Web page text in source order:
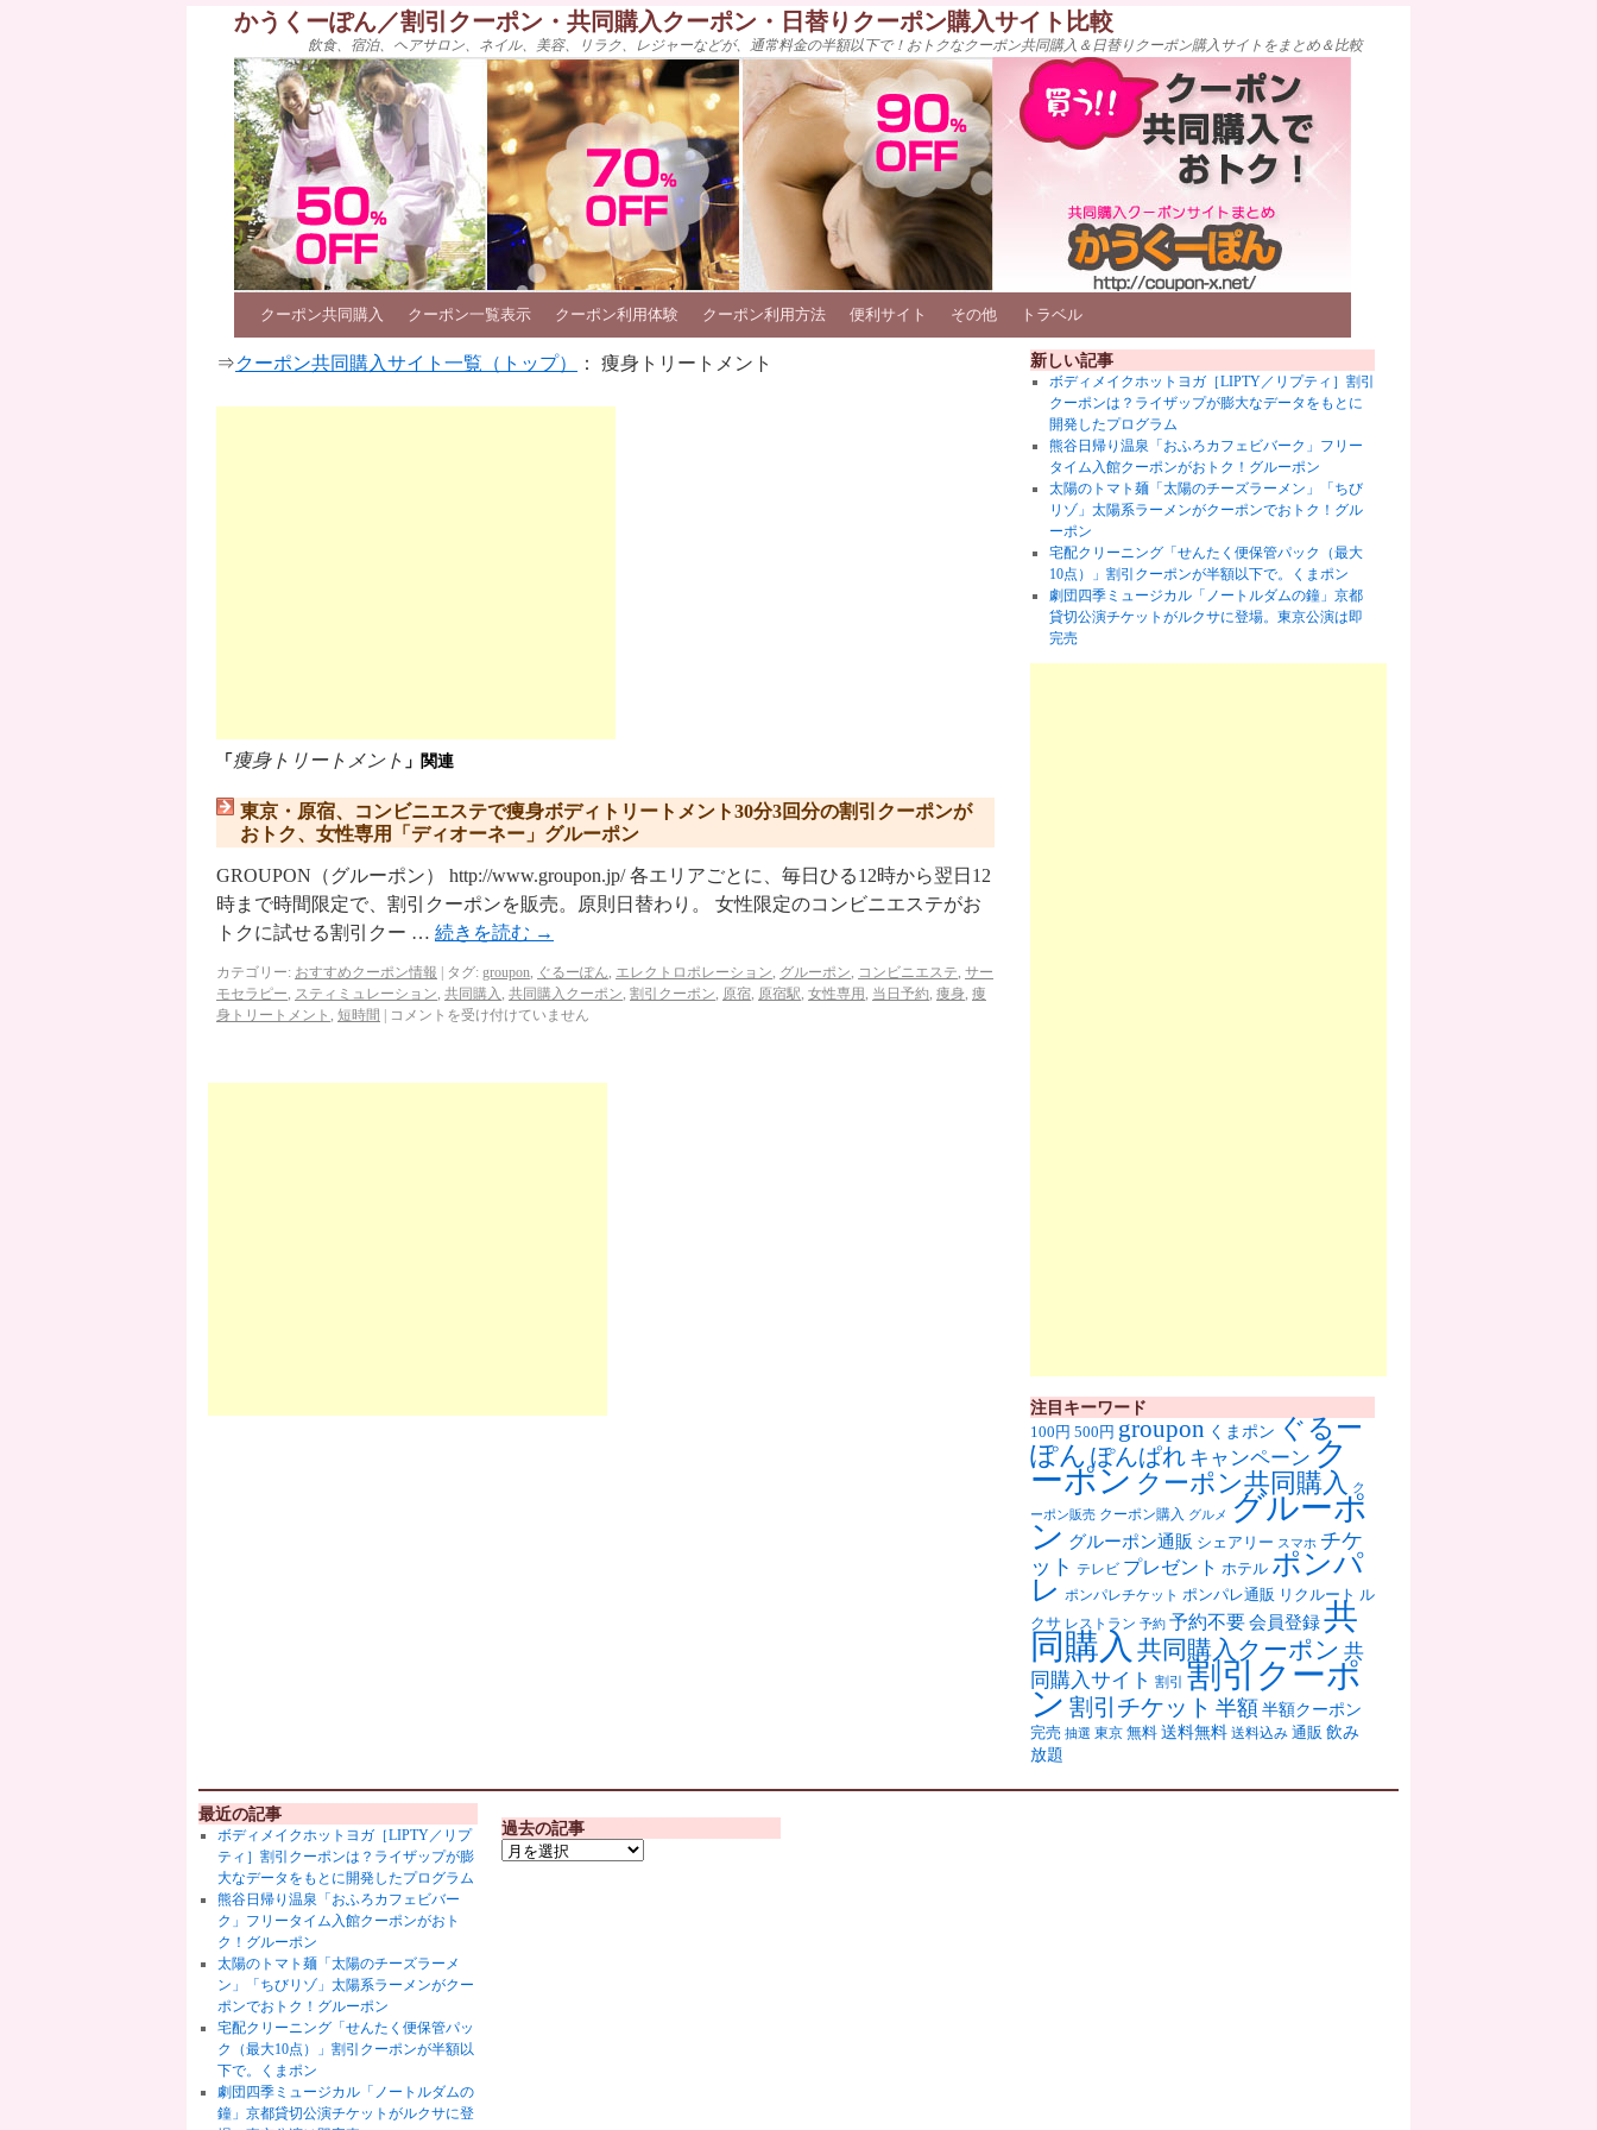
かうくーぽん／割引クーポン・共同購入クーポン・日替りクーポン購入サイト比較
飲食、宿泊、ヘアサロン、ネイル、美容、リラク、レジャーなどが、通常料金の半額以下で！おトクなクーポン共同購入＆日替りクーポン購入サイトをまとめ＆比較
クーポン共同購入 クーポン一覧表示 クーポン利用体験 クーポン利用方法 便利サイト その他 トラベル
⇒クーポン共同購入サイト一覧（トップ） ： 痩身トリートメント
「 痩身トリートメント 」関連
東京・原宿、コンビニエステで痩身ボディトリートメント30分3回分の割引クーポンが
おトク、女性専用「ディオーネー」グルーポン
GROUPON（グルーポン） http://www.groupon.jp/ 各エリアごとに、毎日ひる12時から翌日12
時まで時間限定で、割引クーポンを販売。原則日替わり。 女性限定のコンビニエステがお
トクに試せる割引クー … 続きを読む →
カテゴリー: おすすめクーポン情報 タグ: groupon, ぐるーぽん, エレクトロポレーション, グルーポン, コンビニエステ, サー
モセラピー, スティミュレーション, 共同購入 , 共同購入クーポン, 割引クーポン, 原宿, 原宿駅, 女性専用 , 当日予約, 痩身, 痩
身トリートメント , 短時間 コメントを受け付けていません
新しい記事
ボディメイクホットヨガ［LIPTY／リプティ］割引
クーポンは？ライザップが膨大なデータをもとに
開発したプログラム
熊谷日帰り温泉「おふろカフェビバーク」フリー
タイム入館クーポンがおトク！グルーポン
太陽のトマト麺「太陽のチーズラーメン」「ちび
リゾ」太陽系ラーメンがクーポンでおトク！グル
ーポン
宅配クリーニング「せんたく便保管パック（最大
10点）」割引クーポンが半額以下で。くまポン
劇団四季ミュージカル「ノートルダムの鐘」京都
貸切公演チケットがルクサに登場。東京公演は即
完売
注目キーワード
100円 500円 groupon くまポン ぐるー
ぽん ぽんぱれ キャンペーン ク
ーポン クーポン共同購入 ク
ーポン販売 クーポン購入 グルメ グルーポ
ン グルーポン通販 シェアリー スマホ チケ
ット テレビ プレゼント ホテル ポンパ
レ ポンパレチケット ポンパレ通販 リクルート ル
クサ レストラン 予約 予約不要会員登録共
同購入 共同購入クーポン 共
同購入サイト 割引 割引クーポ
ン 割引チケット 半額 半額クーポン
完売 抽選 東京 無料 送料無料 送料込み 通販 飲み
放題
最近の記事
ボディメイクホットヨガ［LIPTY／リプ
ティ］割引クーポンは？ライザップが膨
大なデータをもとに開発したプログラム
熊谷日帰り温泉「おふろカフェビバー
ク」フリータイム入館クーポンがおト
ク！グルーポン
太陽のトマト麺「太陽のチーズラーメ
ン」「ちびリゾ」太陽系ラーメンがクー
ポンでおトク！グルーポン
宅配クリーニング「せんたく便保管パッ
ク（最大10点）」割引クーポンが半額以
下で。くまポン
劇団四季ミュージカル「ノートルダムの
鐘」京都貸切公演チケットがルクサに登
過去の記事